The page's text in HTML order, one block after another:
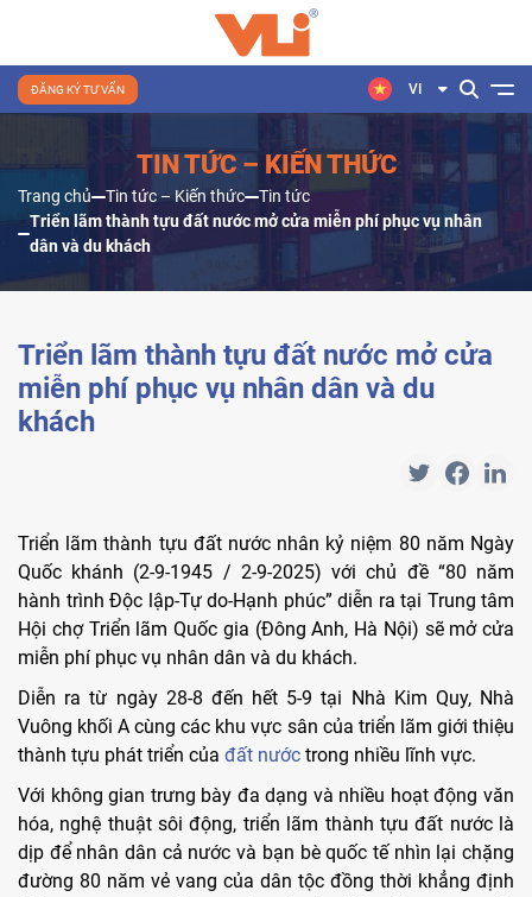
ĐĂNG KÝ TƯ VẤN VI
TIN TỨC – KIẾN THỨC
Trang chủ Tin tức – Kiến thức
Tin tức
Triển lãm thành tựu đất nước mở cửa miễn phí phục vụ nhân
dân và du khách
Triển lãm thành tựu đất nước mở cửa
miễn phí phục vụ nhân dân và du
khách
Triển lãm thành tựu đất nước nhân kỷ niệm 80 năm Ngày
Quốc khánh (2-9-1945 / 2-9-2025) với chủ đề “80 năm
hành trình Độc lập-Tự do-Hạnh phúc” diễn ra tại Trung tâm
Hội chợ Triển lãm Quốc gia (Đông Anh, Hà Nội) sẽ mở cửa
miễn phí phục vụ nhân dân và du khách.
Diễn ra từ ngày 28-8 đến hết 5-9 tại Nhà Kim Quy, Nhà
Vuông khối A cùng các khu vực sân của triển lãm giới thiệu
thành tựu phát triển của đất nước trong nhiều lĩnh vực.
Với không gian trưng bày đa dạng và nhiều hoạt động văn
hóa, nghệ thuật sôi động, triển lãm thành tựu đất nước là
dịp để nhân dân cả nước và bạn bè quốc tế nhìn lại chặng
đường 80 năm vẻ vang của dân tộc đồng thời khẳng định